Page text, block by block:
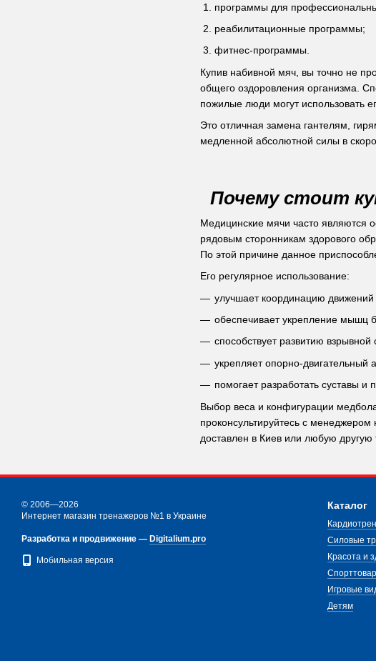
программы для
реабилитационные программы;
фитнес-программы.
Купив набивной мяч, вы точно не
общего оздоровления организма.
пожилые люди могут использовать
Это отличная замена гантелям,
медленной абсолютной силы в
Почему стоит
Медицинские мячи часто являются
рядовым сторонникам здорового
По этой причине данное
Его регулярное использование:
улучшает координацию движений
обеспечивает укрепление мышц
способствует развитию взрывной
укрепляет опорно-двигательный
помогает разработать суставы и
Выбор веса и конфигурации
проконсультируйтесь с
доставлен в Киев или любую другую
© 2006—2026
Интернет магазин тренажеров №1 в Украине
Разработка и продвижение — Digitalium.pro
Мобильная версия
Каталог
Силовые
Красота и
Игровые
Детям